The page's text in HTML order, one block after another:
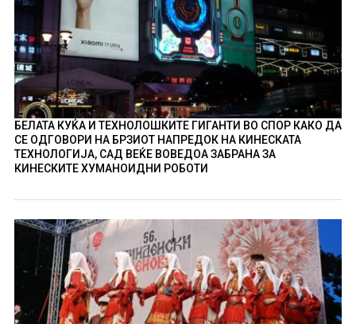
БЕЛАТА КУЌА И ТЕХНОЛОШКИТЕ ГИГАНТИ ВО СПОР КАКО ДА
СЕ ОДГОВОРИ НА БРЗИОТ НАПРЕДОК НА КИНЕСКАТА
ТЕХНОЛОГИЈА, САД ВЕЌЕ ВОВЕДОА ЗАБРАНА ЗА
КИНЕСКИТЕ ХУМАНОИДНИ РОБОТИ